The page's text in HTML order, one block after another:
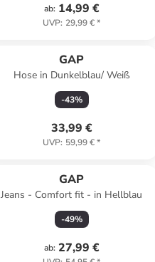
ab: 14,99 €
UVP: 29,99 €*
GAP
Hose in Dunkelblau/ Weiß
-43%
33,99 €
UVP: 59,99 €*
GAP
Jeans - Comfort fit - in Hellblau
-49%
ab: 27,99 €